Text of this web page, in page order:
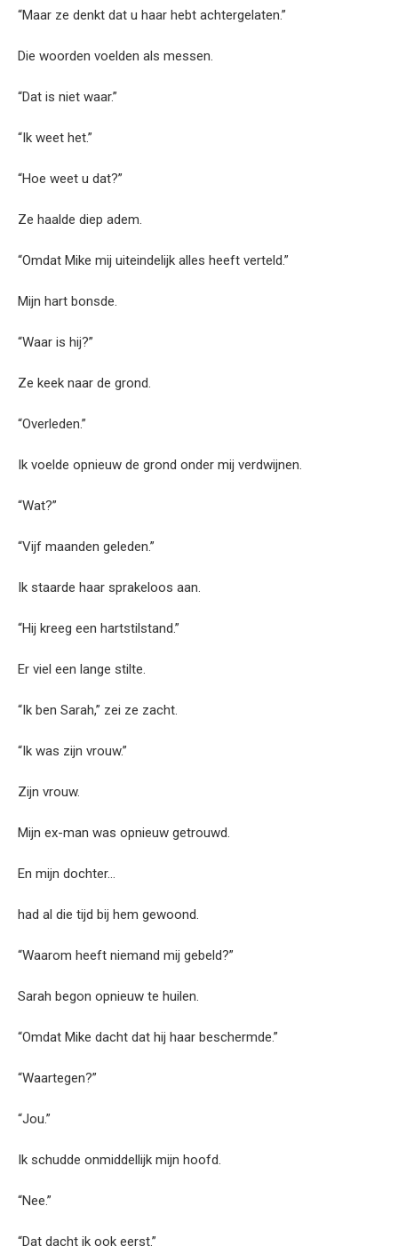
“Maar ze denkt dat u haar hebt achtergelaten.”
Die woorden voelden als messen.
“Dat is niet waar.”
“Ik weet het.”
“Hoe weet u dat?”
Ze haalde diep adem.
“Omdat Mike mij uiteindelijk alles heeft verteld.”
Mijn hart bonsde.
“Waar is hij?”
Ze keek naar de grond.
“Overleden.”
Ik voelde opnieuw de grond onder mij verdwijnen.
“Wat?”
“Vijf maanden geleden.”
Ik staarde haar sprakeloos aan.
“Hij kreeg een hartstilstand.”
Er viel een lange stilte.
“Ik ben Sarah,” zei ze zacht.
“Ik was zijn vrouw.”
Zijn vrouw.
Mijn ex-man was opnieuw getrouwd.
En mijn dochter…
had al die tijd bij hem gewoond.
“Waarom heeft niemand mij gebeld?”
Sarah begon opnieuw te huilen.
“Omdat Mike dacht dat hij haar beschermde.”
“Waartegen?”
“Jou.”
Ik schudde onmiddellijk mijn hoofd.
“Nee.”
“Dat dacht ik ook eerst.”